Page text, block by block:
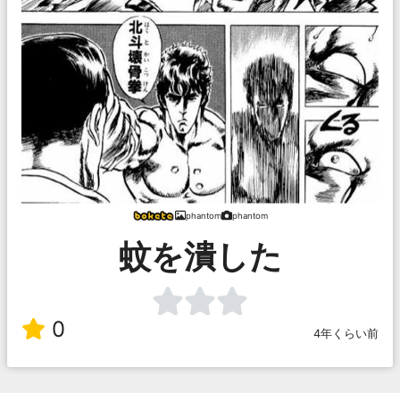
phantom phantom
蚊を潰した
0 4年くらい前